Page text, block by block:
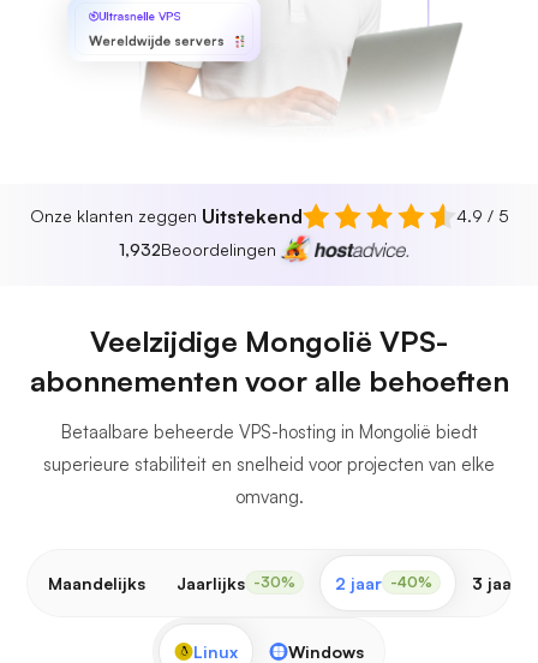
Ultrasnelle VPS
Wereldwijde servers
Onze klanten zeggen Uitstekend
4.9 / 5
1,932Beoordelingen
Veelzijdige Mongolië VPS-
abonnementen voor alle behoeften
Betaalbare beheerde VPS-hosting in Mongolië biedt
superieure stabiliteit en snelheid voor projecten van elke
omvang.
Maandelijks Jaarlijks -30% 2 jaar -40% 3 jaar
Linux Windows